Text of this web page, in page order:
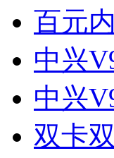
百元
中兴
中兴
双卡